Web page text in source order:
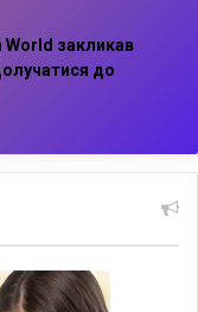
World закликав
до